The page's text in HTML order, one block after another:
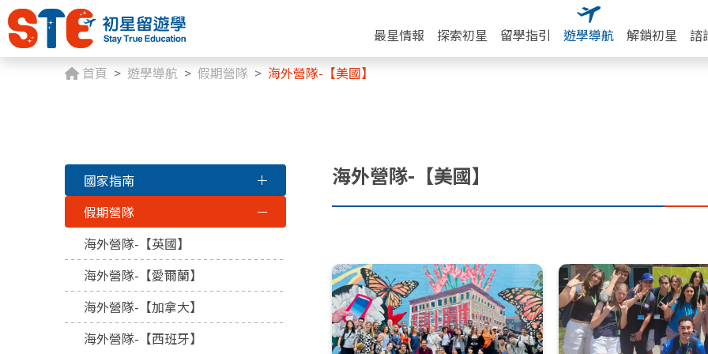
最星情報 探索初星 留學指引 遊學導航 解鎖初星
諮
首頁
遊學導航 假期營隊 海外營隊-【美國】
國家指南
假期營隊
海外營隊-【英國】
海外營隊-【愛爾蘭】
海外營隊-【加拿大】
海外營隊-【西班牙】
海外營隊-【美國】